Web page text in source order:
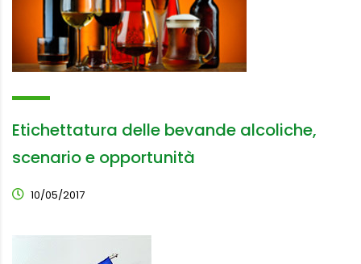
Etichettatura delle bevande alcoliche,
scenario e opportunità
10/05/2017